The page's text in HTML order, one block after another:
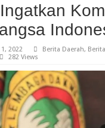
2022 Berita Daerah,
282 Views